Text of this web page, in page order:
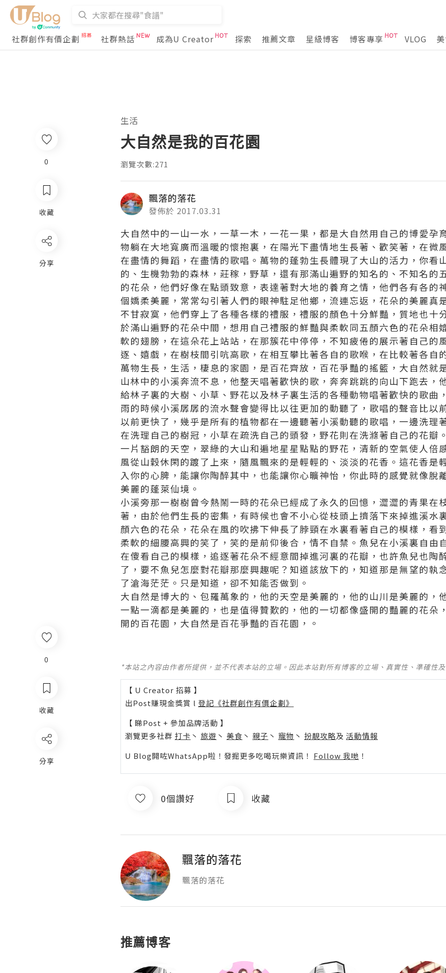
社群創作有價企劃 社群熱話 成為U Creator 探索 推薦文章 星級博客 博客專享 VLOG
0
收藏
分享
生活
大自然是我的百花園
瀏覽次數:271
飄落的落花
發佈於 2017.03.31
大自然中的一山一水，一草一木，一花一果，都是大自然用自己的博愛孕
物躺在大地寬廣而溫暖的懷抱裏，在陽光下盡情地生長著、歡笑著，在微
在盡情的舞蹈，在盡情的歌唱。萬物的蓬勃生長體現了大山的活力，你看
的、生機勃勃的森林，莊稼，野草，還有那滿山遍野的知名的、不知名的
的花朵，他們好像在點頭致意，表達著對大地的養育之情，他們各有各的
個嬌柔美麗，常常勾引著人們的眼神駐足他鄉，流連忘返，花朵的美麗真
不甘寂寞，他們穿上了各種各樣的禮服，禮服的顏色十分鮮豔，質地也十
於滿山遍野的花朵中間，想用自己禮服的鮮豔與柔軟同五顏六色的花朵相
軟的翅膀，在這朵花上站站，在那簇花中停停，不知疲倦的展示著自己的
逐、嬉戲，在樹枝間引吭高歌，在相互攀比著各自的歌喉，在比較著各自
萬物生長，生活，棲息的家園，是百花齊放，百花爭豔的搖籃，大自然就
山林中的小溪奔流不息，他整天唱著歡快的歌，奔奔跳跳的向山下跑去，
給林子裏的大樹、小草、野花以及林子裏生活的各種動物唱著歡快的歌曲
雨的時候小溪孱孱的流水聲會變得比以往更加的動聽了，歌唱的聲音比以
以前更快了，幾乎是所有的植物都在一邊聽著小溪動聽的歌唱，一邊洗理
在洗理自己的樹冠，小草在疏洗自己的頭發，野花則在洗滌著自己的花瓣
一片豁朗的天空，翠綠的大山和遍地星星點點的野花，清新的空氣使人倍
風從山穀休閑的踱了上來，隨風飄來的是輕輕的、淡淡的花香。這花香是
入你的心脾，能讓你陶醉其中，也能讓你心曠神怡，你此時的感覺就像脫
美麗的蓬萊仙境。
小溪旁那一樹樹曾今熱鬧一時的花朵已經成了永久的回憶，澀澀的青果在
著，由於他們生長的密集，有時候也會不小心從枝頭上擠落下來掉進溪水
顏六色的花朵，花朵在風的吹拂下伸長了脖頸在水裏看著自己的模樣，看
柔軟的細腰高興的笑了，笑的是前仰後合，情不自禁。魚兒在小溪裏自由
在傻看自己的模樣，追逐著花朵不經意間掉進河裏的花瓣，也許魚兒也陶
了，要不魚兒怎麼對花瓣那麼興趣呢？ 知道該放下的， 知道那是無望的執
了滄海茫茫。 只是知道， 卻不知能否做到。
大自然是博大的、包羅萬象的，他的天空是美麗的，他的山川是美麗的，
一點一滴都是美麗的，也是值得贊歎的，他的一切都像盛開的豔麗的花朵
開的百花園，大自然是百花爭豔的百花園， 。
*本站之內容由作者所提供，並不代表本站的立場。因此本站對所有博客的立場、真實性、準確性
【 U Creator 招募 】
出Post賺現金獎賞 l 登記《社群創作有價企劃》
【 睇Post + 參加品牌活動 】
瀏覽更多社群 打卡 丶 旅遊 丶 美食 丶 親子 丶 寵物 丶 扮靚攻略及 活動情報
U Blog開咗WhatsApp啦！發掘更多吃喝玩樂資訊！ Follow 我哋 ！
0個讚好 收藏
飄落的落花
飄落的落花
推薦博客
0
收藏
分享